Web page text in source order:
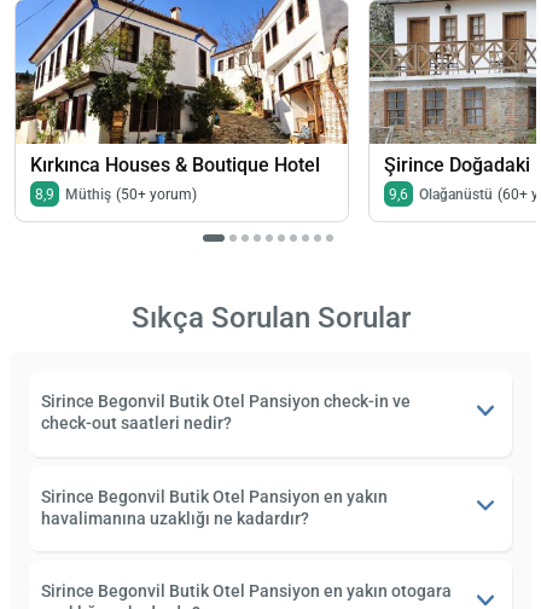
Kırkınca Houses & Boutique Hotel
8,9 Müthiş (50+ yorum)
Şirince Doğadaki
9,6 Olağanüstü (60+
Sıkça Sorulan Sorular
Sirince Begonvil Butik Otel Pansiyon check-in ve
check-out saatleri nedir?
Sirince Begonvil Butik Otel Pansiyon en yakın
havalimanına uzaklığı ne kadardır?
Sirince Begonvil Butik Otel Pansiyon en yakın otogara